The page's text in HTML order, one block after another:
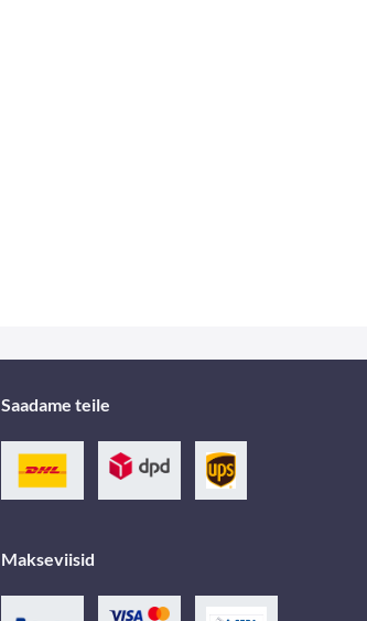
Saadame teile
Makseviisid